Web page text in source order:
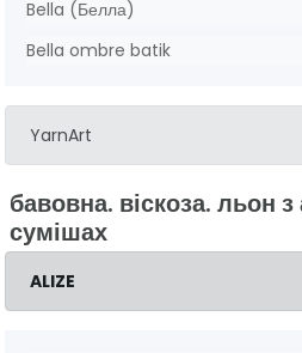
Bella (Белла)
Bella ombre batik
YarnArt
бавовна. віскоза. льон
сумішах
ALIZE